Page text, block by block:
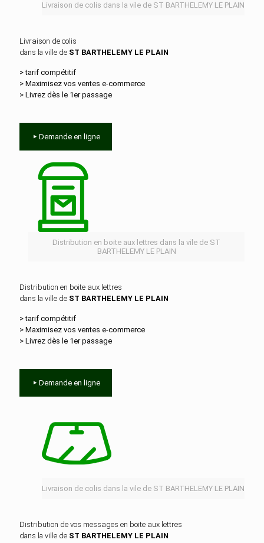
Livraison de colis dans la vile de ST BARTHELEMY LE PLAIN
Livraison de colis
dans la ville de ST BARTHELEMY LE PLAIN
> tarif compétitif
> Maximisez vos ventes e‑commerce
> Livrez dès le 1er passage
Demande en ligne
Distribution en boite aux lettres dans la vile de ST
BARTHELEMY LE PLAIN
Distribution en boite aux lettres
dans la ville de ST BARTHELEMY LE PLAIN
> tarif compétitif
> Maximisez vos ventes e‑commerce
> Livrez dès le 1er passage
Demande en ligne
Livraison de colis dans la vile de ST BARTHELEMY LE PLAIN
Distribution de vos messages en boite aux lettres
dans la ville de ST BARTHELEMY LE PLAIN